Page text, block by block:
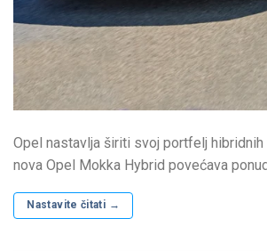
Opel nastavlja širiti svoj portfelj hibridnih
nova Opel Mokka Hybrid povećava
Nastavite čitati →